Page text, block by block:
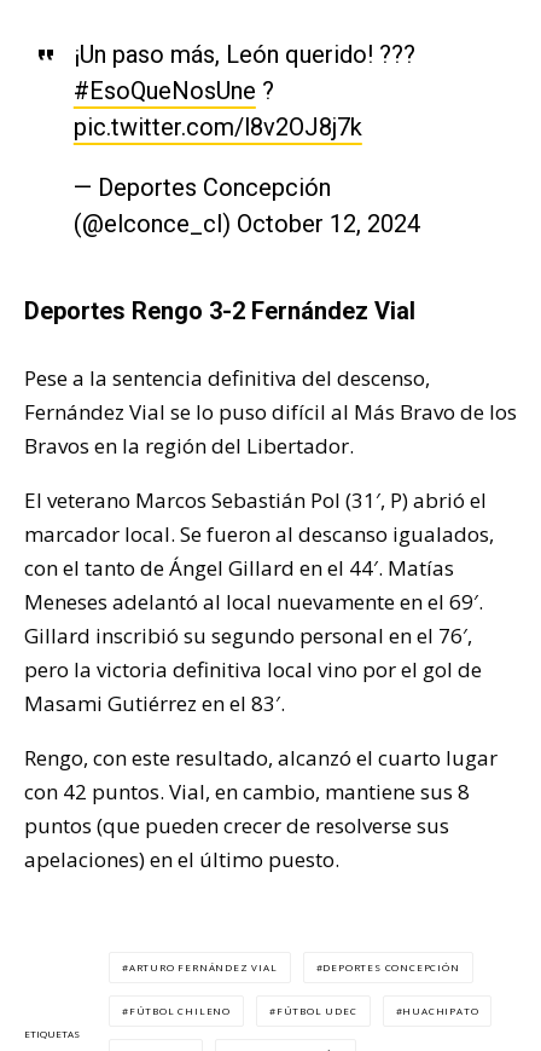
¡Un paso más, León querido! ???
#EsoQueNosUne ?
pic.twitter.com/l8v2OJ8j7k
— Deportes Concepción
(@elconce_cl) October 12, 2024
Deportes Rengo 3-2 Fernández Vial
Pese a la sentencia definitiva del descenso,
Fernández Vial se lo puso difícil al Más Bravo de los
Bravos en la región del Libertador.
El veterano Marcos Sebastián Pol (31′, P) abrió el
marcador local. Se fueron al descanso igualados,
con el tanto de Ángel Gillard en el 44′. Matías
Meneses adelantó al local nuevamente en el 69′.
Gillard inscribió su segundo personal en el 76′,
pero la victoria definitiva local vino por el gol de
Masami Gutiérrez en el 83′.
Rengo, con este resultado, alcanzó el cuarto lugar
con 42 puntos. Vial, en cambio, mantiene sus 8
puntos (que pueden crecer de resolverse sus
apelaciones) en el último puesto.
ETIQUETAS
ARTURO FERNÁNDEZ VIAL DEPORTES CONCEPCIÓN
FÚTBOL CHILENO FÚTBOL UDEC HUACHIPATO